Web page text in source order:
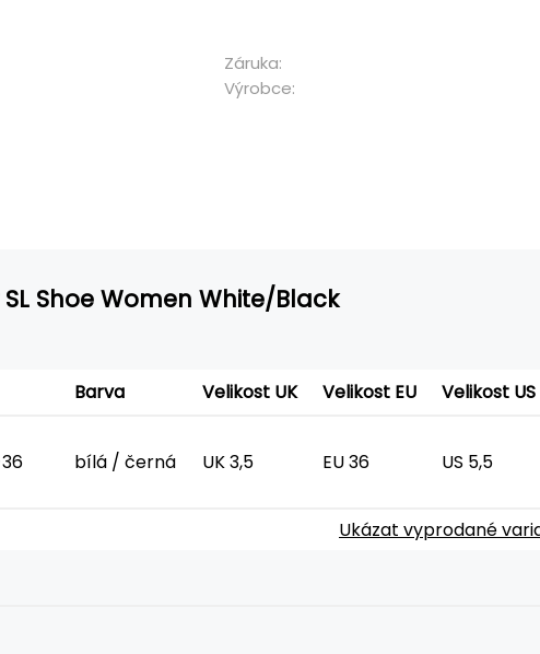
Záruka:
Výrobce:
Shoe Women White/Black
Barva Velikost UK Velikost EU Velikost US
bílá / černá UK 3,5 EU 36 US 5,5
Ukázat vyprodané